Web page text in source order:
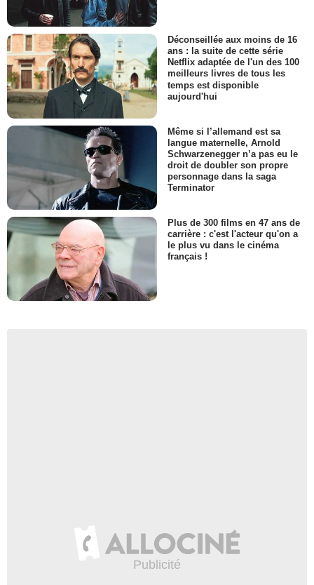
Déconseillée aux moins de 16
ans : la suite de cette série
Netflix adaptée de l'un des 100
meilleurs livres de tous les
temps est disponible
aujourd'hui
Même si l’allemand est sa
langue maternelle, Arnold
Schwarzenegger n’a pas eu le
droit de doubler son propre
personnage dans la saga
Terminator
Plus de 300 films en 47 ans de
carrière : c'est l'acteur qu'on a
le plus vu dans le cinéma
français !